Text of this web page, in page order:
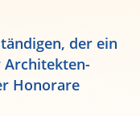
der ein
Architekten-
Honorare